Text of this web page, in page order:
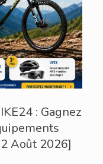
: Gagnez
Août 2026]